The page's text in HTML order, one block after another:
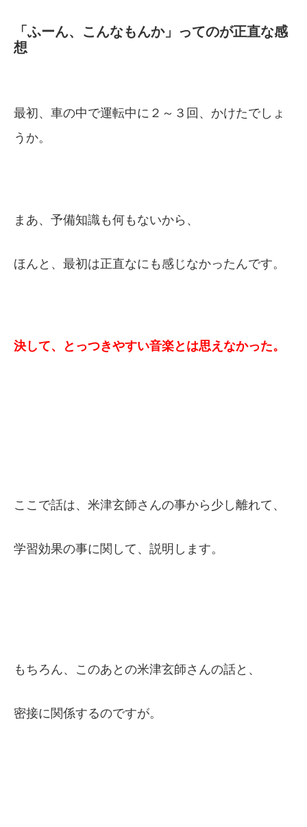
「ふーん、こんなもんか」ってのが正直な感
想
最初、車の中で運転中に２～３回、かけたでしょ
うか。
まあ、予備知識も何もないから、
ほんと、最初は正直なにも感じなかったんです。
決して、とっつきやすい音楽とは思えなかった。
ここで話は、米津玄師さんの事から少し離れて、
学習効果の事に関して、説明します。
もちろん、このあとの米津玄師さんの話と、
密接に関係するのですが。